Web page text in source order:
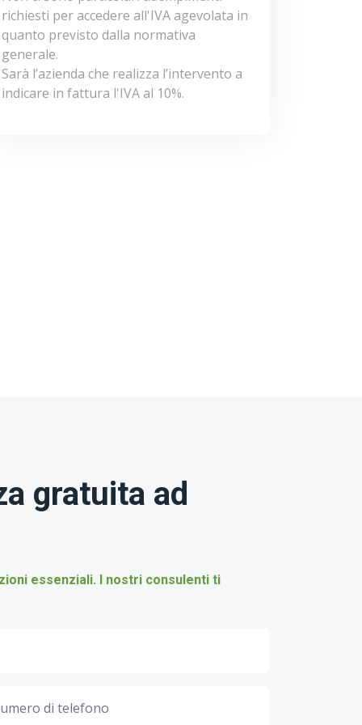
richiesti per accedere all'IVA agevolata in
quanto previsto dalla normativa
generale.
Sarà l’azienda che realizza l’intervento a
indicare in fattura l'IVA al 10%.
gratuita ad
essenziali. I nostri consulenti ti